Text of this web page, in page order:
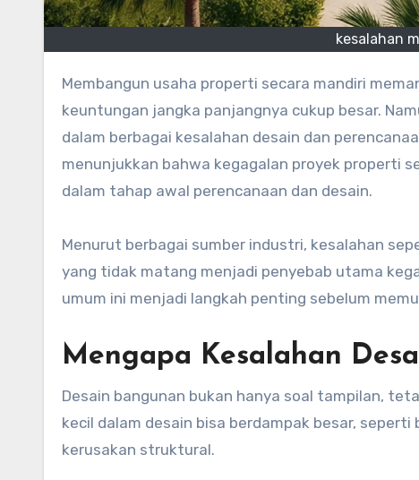
kesalahan
Membangun usaha properti secara mandiri memang terlihat menjanjikan, terutama karena potensi
keuntungan jangka panjangnya cukup besar.
dalam berbagai kesalahan desain dan
menunjukkan bahwa kegagalan proyek properti
dalam tahap awal perencanaan dan desain.
Menurut berbagai sumber industri, kesalahan
yang tidak matang menjadi penyebab utama
umum ini menjadi langkah penting sebelum
Mengapa Kesalahan
Desain bangunan bukan hanya soal tampilan,
kecil dalam desain bisa berdampak besar,
kerusakan struktural.